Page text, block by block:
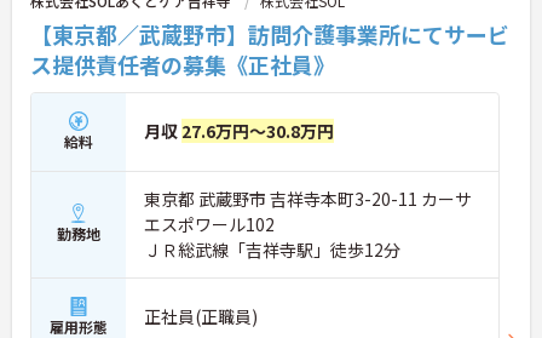
【東京都／武蔵野市】訪問介護事業所にてサービ
ス提供責任者の募集《正社員》
給料 月収 27.6万円～30.8万円
勤務地
東京都 武蔵野市 吉祥寺本町3-20-11 カーサ
エスポワール102
ＪＲ総武線「吉祥寺駅」徒歩12分
雇用形態 正社員(正職員)